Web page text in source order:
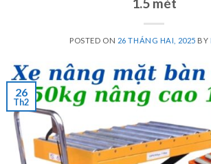
POSTED ON 26 THÁNG HAI, 2025 BY
26
Th2